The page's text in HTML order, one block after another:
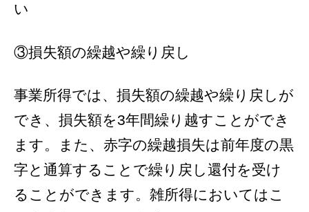
い
③損失額の繰越や繰り戻し
事業所得では、損失額の繰越や繰り戻しが
でき、損失額を3年間繰り越すことができ
ます。また、赤字の繰越損失は前年度の黒
字と通算することで繰り戻し還付を受け
ることができます。雑所得においてはこ